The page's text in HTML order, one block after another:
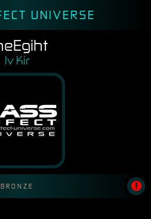
UNIVERSE
Iv Kir
BRONZE